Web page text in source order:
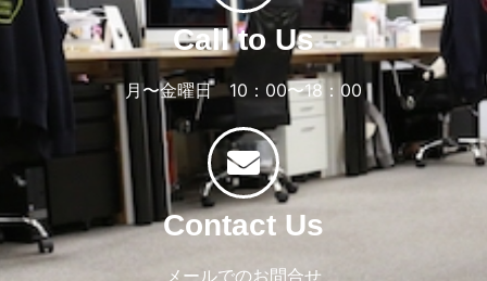
Call to Us
月〜金曜日 10：00〜18：00
Contact Us
メールでのお問合せ